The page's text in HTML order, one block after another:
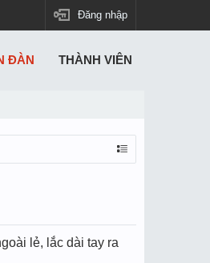
Đăng nhập
lẻ, lắc dài tay ra
ĐÀN THÀNH VIÊN